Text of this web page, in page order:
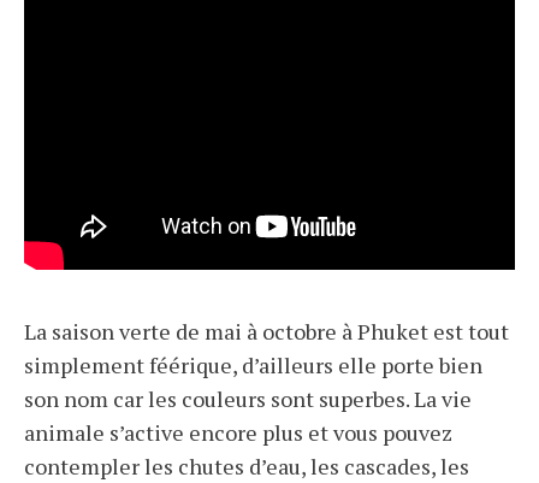
La saison verte de mai à octobre à Phuket est tout
simplement féérique, d’ailleurs elle porte bien
son nom car les couleurs sont superbes. La vie
animale s’active encore plus et vous pouvez
contempler les chutes d’eau, les cascades, les